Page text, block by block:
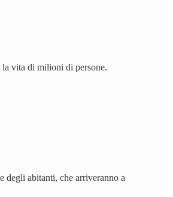
la vita di milioni di persone.
degli abitanti, che arriveranno a